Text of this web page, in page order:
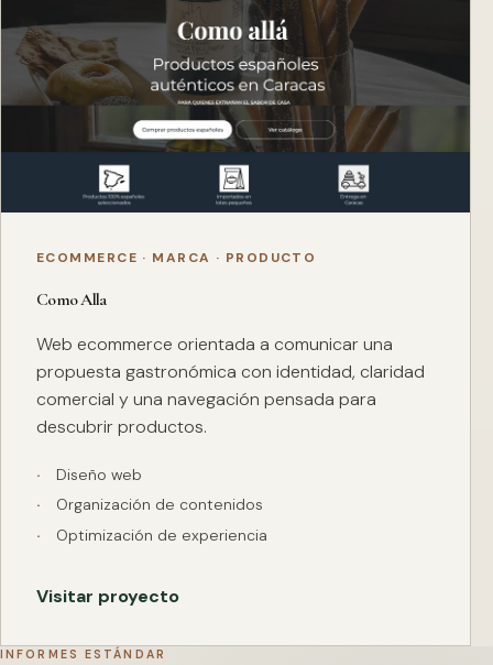
ECOMMERCE · MARCA · PRODUCTO
Como Alla
Web ecommerce orientada a comunicar una
propuesta gastronómica con identidad, claridad
comercial y una navegación pensada para
descubrir productos.
Diseño web
Organización de contenidos
Optimización de experiencia
Visitar proyecto
INFORMES ESTÁNDAR